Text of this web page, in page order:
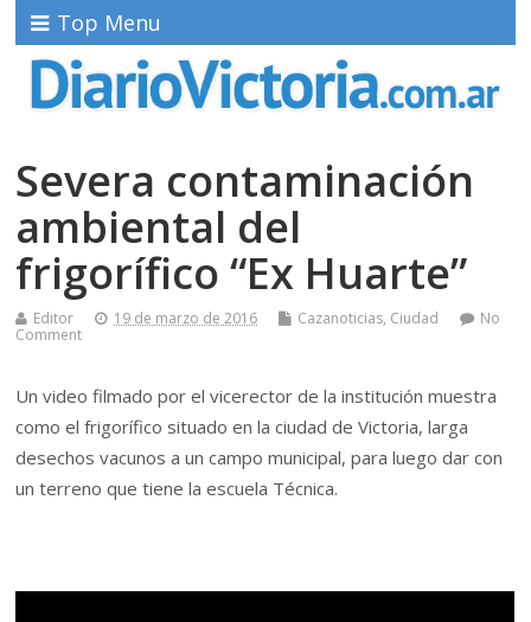
Top Menu
Severa contaminación
ambiental del
frigorífico “Ex Huarte”
Editor 19 de marzo de 2016 Cazanoticias, Ciudad
No
Comment
Un video filmado por el vicerector de la institución muestra
como el frigorífico situado en la ciudad de Victoria, larga
desechos vacunos a un campo municipal, para luego dar con
un terreno que tiene la escuela Técnica.